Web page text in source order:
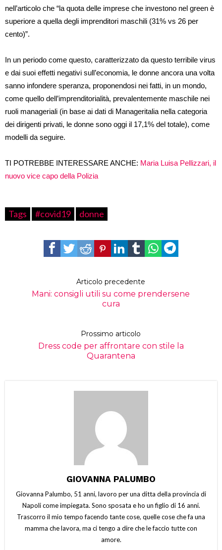
nell’articolo che “la quota delle imprese che investono nel green è
superiore a quella degli imprenditori maschili (31% vs 26 per
cento)”.
In un periodo come questo, caratterizzato da questo terribile virus
e dai suoi effetti negativi sull’economia, le donne ancora una volta
sanno infondere speranza, proponendosi nei fatti, in un mondo,
come quello dell’imprenditorialità, prevalentemente maschile nei
ruoli manageriali (in base ai dati di Manageritalia nella categoria
dei dirigenti privati, le donne sono oggi il 17,1% del totale), come
modelli da seguire.
TI POTREBBE INTERESSARE ANCHE: Maria Luisa Pellizzari, il
nuovo vice capo della Polizia
Tags #covid19 donne
Articolo precedente
Mani: consigli utili su come prendersene
cura
Prossimo articolo
Dress code per affrontare con stile la
Quarantena
GIOVANNA PALUMBO
Giovanna Palumbo, 51 anni, lavoro per una ditta della provincia di
Napoli come impiegata. Sono sposata e ho un figlio di 16 anni.
Trascorro il mio tempo facendo tante cose, quelle cose che fa una
mamma che lavora, ma ci tengo a dire che le faccio tutte con
amore.